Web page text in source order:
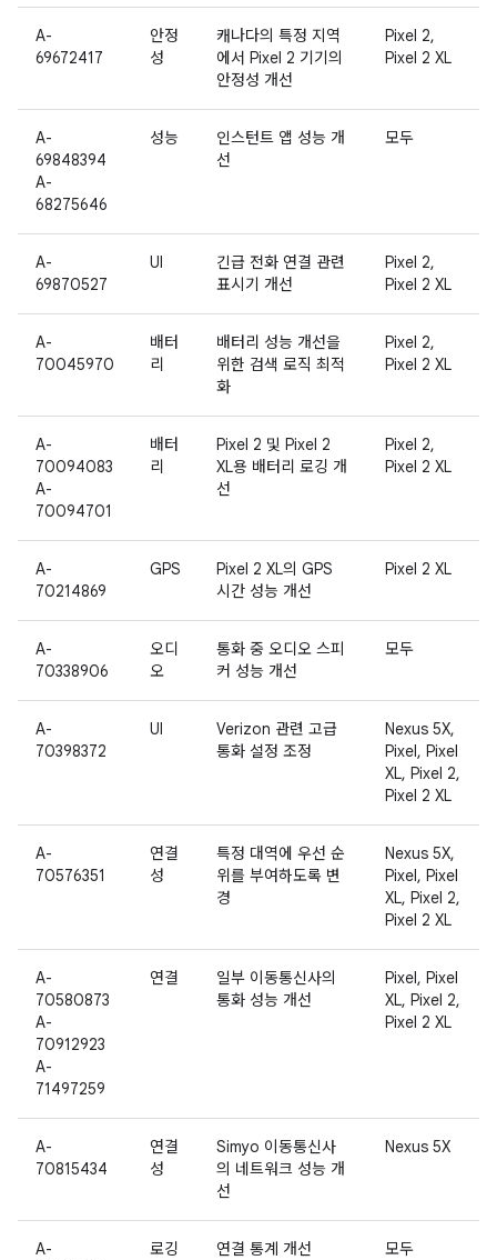
A-
69672417
안정
성
캐나다의 특정 지역
에서 Pixel 2 기기의
안정성 개선
Pixel 2,
Pixel 2 XL
A-
69848394
A-
68275646
성능
인스턴트 앱 성능 개
선
모두
A-
69870527
UI
긴급 전화 연결 관련
표시기 개선
Pixel 2,
Pixel 2 XL
A-
70045970
배터
리
배터리 성능 개선을
위한 검색 로직 최적
화
Pixel 2,
Pixel 2 XL
A-
70094083
A-
70094701
배터
리
Pixel 2 및 Pixel 2
XL용 배터리 로깅 개
선
Pixel 2,
Pixel 2 XL
A-
70214869
GPS
Pixel 2 XL의 GPS
시간 성능 개선
Pixel 2 XL
A-
70338906
오디
오
통화 중 오디오 스피
커 성능 개선
모두
A-
70398372
UI
Verizon 관련 고급
통화 설정 조정
Nexus 5X,
Pixel, Pixel
XL, Pixel 2,
Pixel 2 XL
A-
70576351
연결
성
특정 대역에 우선 순
위를 부여하도록 변
경
Nexus 5X,
Pixel, Pixel
XL, Pixel 2,
Pixel 2 XL
A-
70580873
A-
70912923
A-
71497259
연결
일부 이동통신사의
통화 성능 개선
Pixel, Pixel
XL, Pixel 2,
Pixel 2 XL
A-
70815434
연결
성
Simyo 이동통신사
의 네트워크 성능 개
선
Nexus 5X
A-
로깅 연결 통계 개선 모두